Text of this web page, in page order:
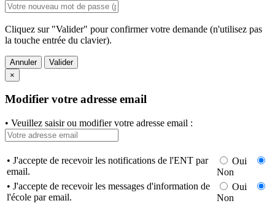
Cliquez sur "Valider" pour confirmer votre demande (n'utilisez pas
la touche entrée du clavier).
Annuler
Valider
×
Modifier votre adresse email
• Veuillez saisir ou modifier votre adresse email :
• J'accepte de recevoir les notifications de l'ENT par
email.
Oui
Non
• J'accepte de recevoir les messages d'information de
l'école par email.
Oui
Non